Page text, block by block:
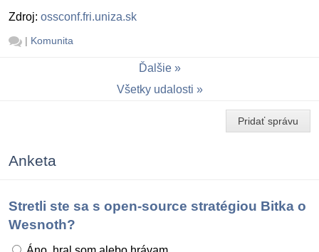
Zdroj: ossconf.fri.uniza.sk
| Komunita
Ďalšie
Všetky udalosti
Pridať správu
Anketa
Stretli ste sa s open-source stratégiou Bitka o
Wesnoth?